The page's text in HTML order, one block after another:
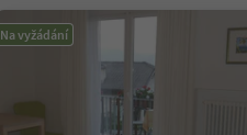
Na vyžádání